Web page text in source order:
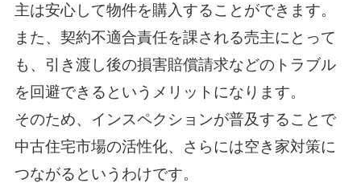
主は安心して物件を購入することができます。
また、契約不適合責任を課される売主にとって
も、引き渡し後の損害賠償請求などのトラブル
を回避できるというメリットになります。
そのため、インスペクションが普及することで
中古住宅市場の活性化、さらには空き家対策に
つながるというわけです。